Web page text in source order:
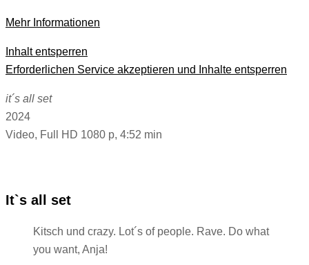
Mehr Informationen
Inhalt entsperren
Erforderlichen Service akzeptieren und Inhalte entsperren
it´s all set
2024
Video, Full HD 1080 p, 4:52 min
It`s all set
Kitsch und crazy. Lot´s of people. Rave. Do what
you want, Anja!